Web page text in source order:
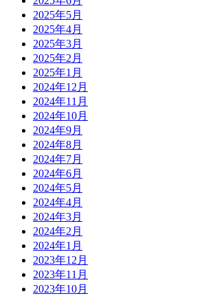
2025年5月
2025年4月
2025年3月
2025年2月
2025年1月
2024年12月
2024年11月
2024年10月
2024年9月
2024年8月
2024年7月
2024年6月
2024年5月
2024年4月
2024年3月
2024年2月
2024年1月
2023年12月
2023年11月
2023年10月